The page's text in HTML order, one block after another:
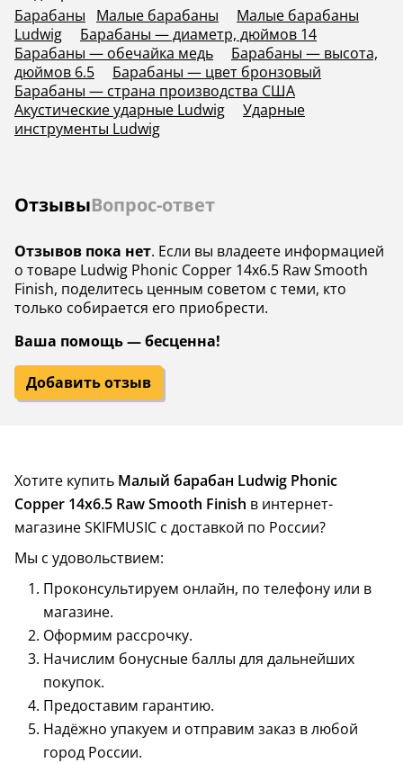
Барабаны
Малые барабаны
Малые барабаны
Ludwig
Барабаны — диаметр, дюймов 14
Барабаны — обечайка медь
Барабаны — высота,
дюймов 6.5
Барабаны — цвет бронзовый
Барабаны — страна производства США
Акустические ударные Ludwig
Ударные
инструменты Ludwig
ОтзывыВопрос-ответ
Отзывов пока нет. Если вы владеете информацией
о товаре Ludwig Phonic Copper 14x6.5 Raw Smooth
Finish, поделитесь ценным советом с теми, кто
только собирается его приобрести.
Ваша помощь — бесценна!
Добавить отзыв
Хотите купить Малый барабан Ludwig Phonic
Copper 14x6.5 Raw Smooth Finish в интернет-
магазине SKIFMUSIC с доставкой по России?
Мы с удовольствием:
Проконсультируем онлайн, по телефону или в
магазине.
Оформим рассрочку.
Начислим бонусные баллы для дальнейших
покупок.
Предоставим гарантию.
Надёжно упакуем и отправим заказ в любой
город России.